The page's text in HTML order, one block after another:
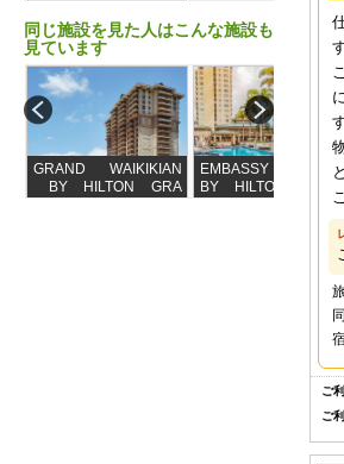
同じ施設を見た人はこんな施設も
見ています
GRAND WAIKIKIAN
BY HILTON GRA
EMBASSY SUITES
BY HILTON - WAI
KIKI BEACH WALK
ご
ご